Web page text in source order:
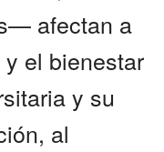
afectan a
el bienestar
y su
al